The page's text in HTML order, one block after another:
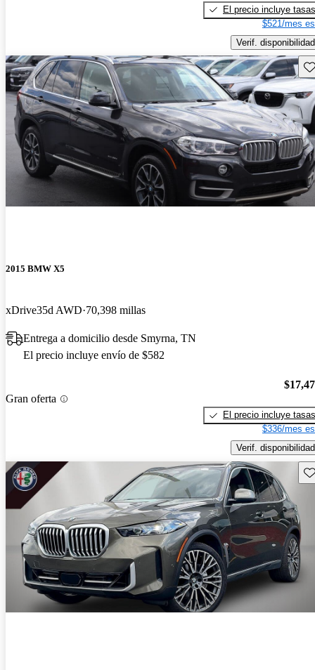
El precio incluye tasas
$521/mes
Verif. disponibilidad
2015 BMW X5
xDrive35d AWD 70,398 millas
Entrega a domicilio desde Smyrna, TN
El precio incluye envío de $582
Gran oferta
El precio incluye tasas
$336/mes
Verif. disponibilidad